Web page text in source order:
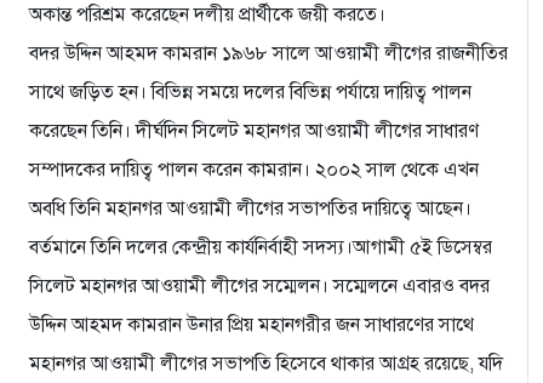
অকান্ত পরিশ্রম করেছেন দলীয় প্রার্থীকে জয়ী করতে।
বদর উদ্দিন আহমদ কামরান ১৯৬৮ সালে আওয়ামী লীগের রাজনীতির
সাথে জড়িত হন। বিভিন্ন সময়ে দলের বিভিন্ন পর্যায়ে দায়িত্ব পালন
করেছেন তিনি। দীর্ঘদিন সিলেট মহানগর আওয়ামী লীগের সাধারণ
সম্পাদকের দায়িত্ব পালন করেন কামরান। ২০০২ সাল থেকে এখন
অবধি তিনি মহানগর আওয়ামী লীগের সভাপতির দায়িত্বে আছেন।
বর্তমানে তিনি দলের কেন্দ্রীয় কার্যনির্বাহী সদস্য।আগামী ৫ই ডিসেম্বর
সিলেট মহানগর আওয়ামী লীগের সম্মেলন। সম্মেলনে এবারও বদর
উদ্দিন আহমদ কামরান উনার প্রিয় মহানগরীর জন সাধারণের সাথে
মহানগর আওয়ামী লীগের সভাপতি হিসেবে থাকার আগ্রহ রয়েছে, যদি